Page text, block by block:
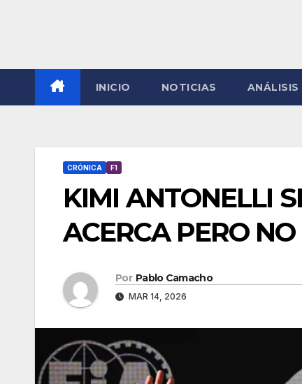
INICIO NOTICIAS ANÁLISIS
CRÓNICA F1
KIMI ANTONELLI
ACERCA PERO
Por Pablo Camacho
MAR 14, 2026